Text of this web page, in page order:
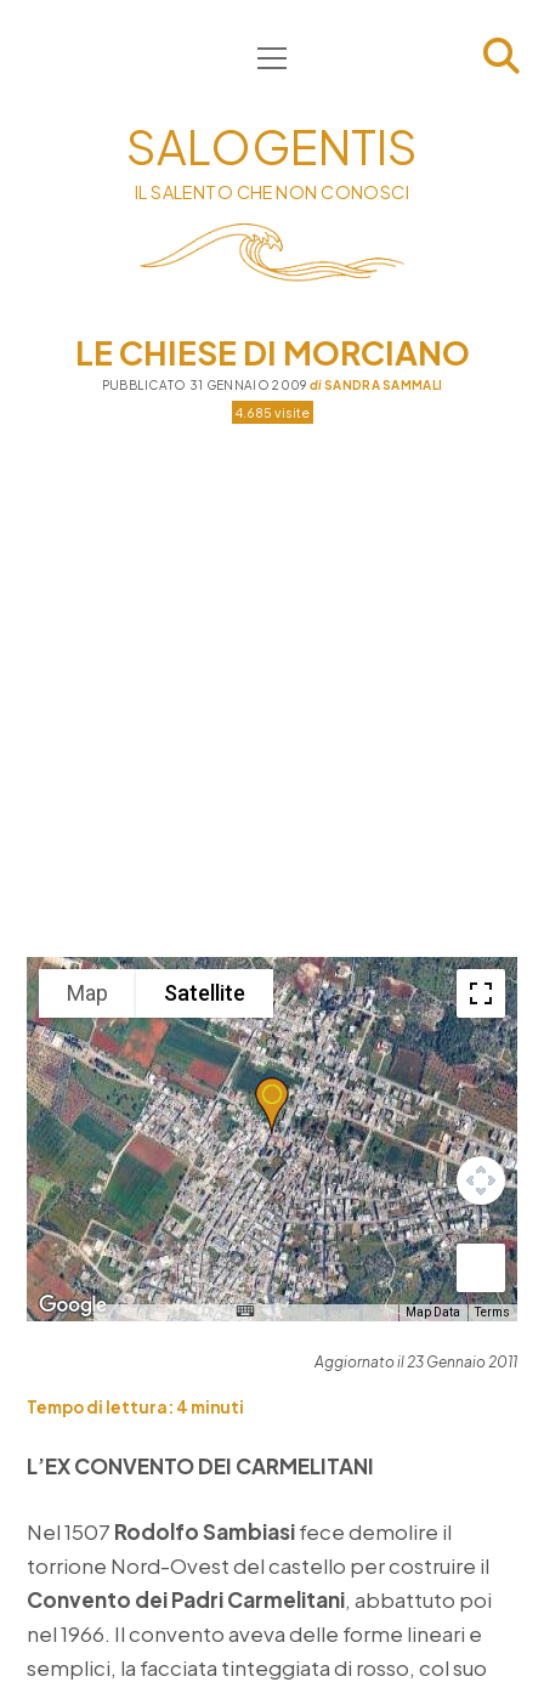
HOME
INFORMATIVA
CONTATTI
PRIVACY & COOKIE POLICY
apri
menu
SALOGENTIS
IL SALENTO CHE NON CONOSCI
LE CHIESE DI MORCIANO
PUBBLICATO 31 GENNAIO 2009 diSANDRA SAMMALI
4.685 visite
Map Satellite
Map Data Terms
Aggiornato il 23 Gennaio 2011
Tempo di lettura: 4 minuti
L’EX CONVENTO DEI CARMELITANI
Nel 1507 Rodolfo Sambiasifece demolire il
torrione Nord-Ovest del castello per costruire il
Convento dei Padri Carmelitani, abbattuto poi
nel 1966. Il convento aveva delle forme lineari e
semplici, la facciata tinteggiata di rosso, col suo